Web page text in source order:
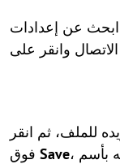
ابحث عن إعدادات
للملف، ثم انقر
Save، على سبيل المثال، أحفظه بأسم "remote-